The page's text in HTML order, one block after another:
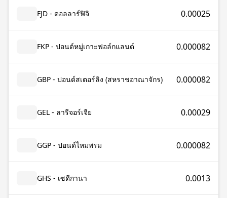
FJD - ดอลลาร์ฟิจิ 0.00025
FKP - ปอนด์หมู่เกาะฟอล์กแลนด์ 0.000082
GBP - ปอนด์สเตอร์ลิง (สหราชอาณาจักร) 0.000082
GEL - ลารีจอร์เจีย 0.00029
GGP - ปอนด์ไหมพรม 0.000082
GHS - เซดีกานา 0.0013